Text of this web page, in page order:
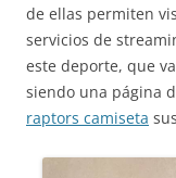
de ellas permiten
servicios de
este deporte, que
siendo una página
raptors camiseta